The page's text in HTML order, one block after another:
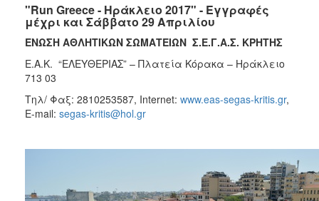
2022
2021
2020
2018
2016
2013
"Run Greece - Ηράκλειο 2017" - Εγγραφές
μέχρι και Σάββατο 29 Απριλίου
ΕΝΩΣΗ ΑΘΛΗΤΙΚΩΝ ΣΩΜΑΤΕΙΩΝ Σ.Ε.Γ.Α.Σ. ΚΡΗΤΗΣ
Ε.Α.Κ. “ΕΛΕΥΘΕΡΙΑΣ” – Πλατεία Κόρακα – Ηράκλειο
713 03
Τηλ/ Φαξ: 2810253587, Ιnternet: www.eas-segas-kritis.gr,
E-mail: segas-kritis@hol.gr